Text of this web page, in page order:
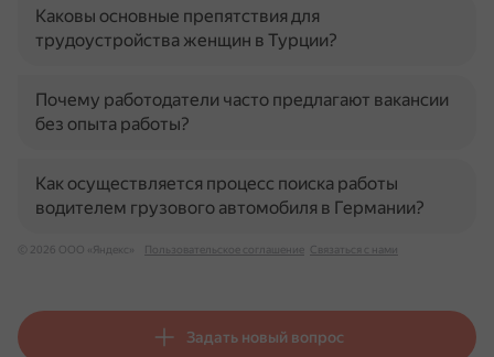
Каковы основные препятствия для
трудоустройства женщин в Турции?
Почему работодатели часто предлагают вакансии
без опыта работы?
Как осуществляется процесс поиска работы
водителем грузового автомобиля в Германии?
© 2026 ООО «Яндекс» Пользовательское соглашение Связаться с нами
Задать новый вопрос